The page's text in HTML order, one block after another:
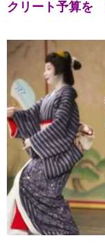
クリート予算を